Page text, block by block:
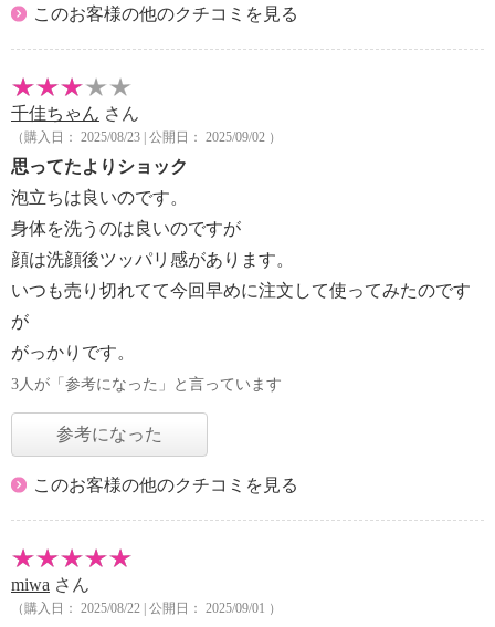
このお客様の他のクチコミを見る
千佳ちゃん さん
（購入日： 2025/08/23 | 公開日： 2025/09/02 ）
思ってたよりショック
泡立ちは良いのです。
身体を洗うのは良いのですが
顔は洗顔後ツッパリ感があります。
いつも売り切れてて今回早めに注文して使ってみたのです
が
がっかりです。
3人が「参考になった」と言っています
参考になった
このお客様の他のクチコミを見る
miwa さん
（購入日： 2025/08/22 | 公開日： 2025/09/01 ）